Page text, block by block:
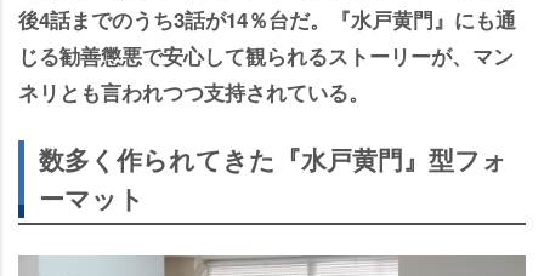
後4話までのうち3話が14％台だ。『水戸黄門』にも通
じる勧善懲悪で安心して観られるストーリーが、マン
ネリとも言われつつ支持されている。
数多く作られてきた『水戸黄門』型フォ
ーマット